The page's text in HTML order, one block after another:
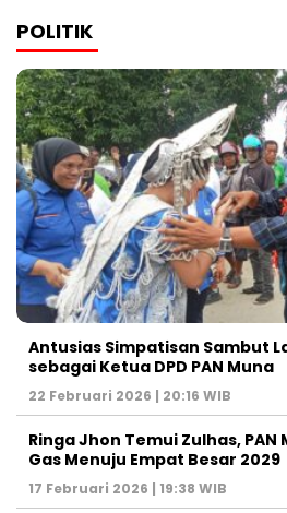
POLITIK
Antusias Simpatisan Sambut
sebagai Ketua DPD PAN Muna
22 Februari 2026 | 20:16 WIB
Ringa Jhon Temui Zulhas, PAN
Gas Menuju Empat Besar 2029
17 Februari 2026 | 19:38 WIB